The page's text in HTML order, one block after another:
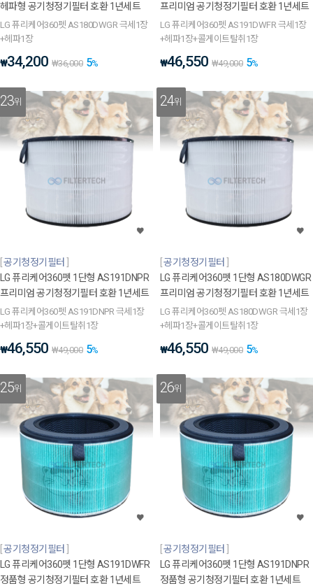
헤파형 공기청정기필터 호환 1년세트
LG 퓨리케어360펫 AS180DWGR 극세1장
+헤파1장
₩34,200 ₩36,000 5%
프리미엄 공기청정기필터 호환 1년세트
LG 퓨리케어360펫 AS191DWFR 극세1장
+헤파1장+콜게이트탈취1장
₩46,550 ₩49,000 5%
23위
공기청정기필터
LG 퓨리케어360펫 1단형 AS191DNPR
프리미엄 공기청정기필터 호환 1년세트
LG 퓨리케어360펫 AS191DNPR 극세1장
+헤파1장+콜게이트탈취1장
₩46,550 ₩49,000 5%
24위
공기청정기필터
LG 퓨리케어360펫 1단형 AS180DWGR
프리미엄 공기청정기필터 호환 1년세트
LG 퓨리케어360펫 AS180DWGR 극세1장
+헤파1장+콜게이트탈취1장
₩46,550 ₩49,000 5%
25위
공기청정기필터
LG 퓨리케어360펫 1단형 AS191DWFR
정품형 공기청정기필터 호환 1년세트
26위
공기청정기필터
LG 퓨리케어360펫 1단형 AS191DNPR
정품형 공기청정기필터 호환 1년세트